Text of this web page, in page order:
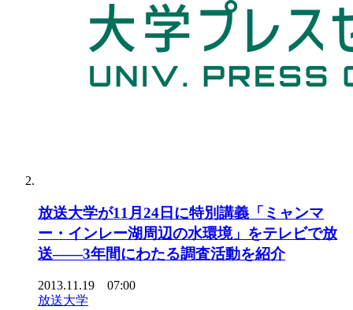
放送大学が11月24日に特別講義「ミャンマ
ー・インレー湖周辺の水環境」をテレビで放
送――3年間にわたる調査活動を紹介
2013.11.19 07:00
放送大学